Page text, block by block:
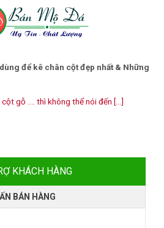
KHÁCH HÀNG
BÁN HÀNG
để kê chân cột đẹp nhất & Những
gỗ …. thì không thể nói đến [...]